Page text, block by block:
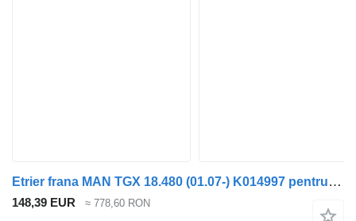
Etrier frana MAN TGX 18.480 (01.07-) K014997 pentru cap tractor MAN TGL, TGM, TGS, TGX (2005-2021)
148,39 EUR ≈ 778,60 RON